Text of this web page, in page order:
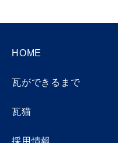
HOME
瓦ができるまで
瓦猫